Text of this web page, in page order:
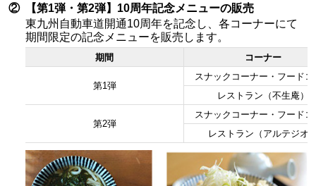
②
【第1弾・第2弾】10周年記念メニューの販売
東九州自動車道開通10周年を記念し、各コーナーにて
期間限定の記念メニューを販売します。
期間 コーナー
第1弾
スナックコーナー・フードコ
レストラン（不生庵）
第2弾
スナックコーナー・フードコ
レストラン（アルテジオ